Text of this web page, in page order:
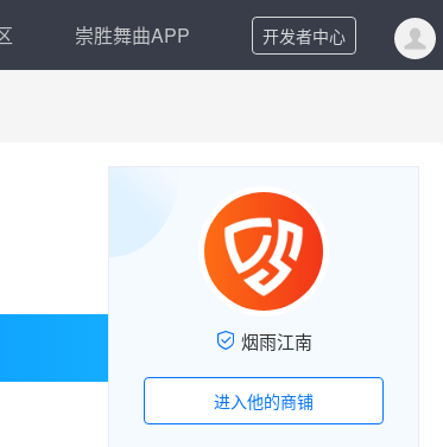
崇胜舞曲APP 开发者中心
烟雨江南
进入他的商铺